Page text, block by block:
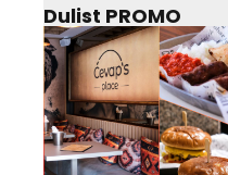
Dulist PROMO